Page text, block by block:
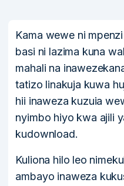
Kama wewe ni
basi ni lazima kuna
mahali na
tatizo linakuja kuwa
hii inaweza kuzuia
nyimbo hiyo kwa ajili
kudownload.
Kuliona hilo leo
ambayo inaweza